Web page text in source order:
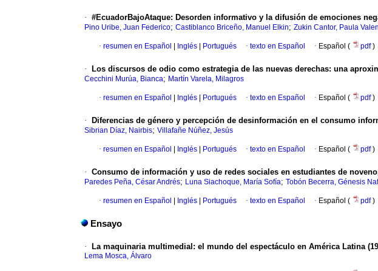
· #EcuadorBajoAtaque: Desorden informativo y la difusión de emociones
Pino Uribe, Juan Federico; Castiblanco Briceño, Manuel Elkin; Zukin Cantor, Paula
· resumen en Español Inglés Portugués · texto en Español · Español ( pdf)
· Los discursos de odio como estrategia de las nuevas derechas: una
Cecchini Murúa, Bianca; Martín Varela, Milagros
· resumen en Español Inglés Portugués · texto en Español · Español ( pdf)
· Diferencias de género y percepción de desinformación en el consumo
Sibrian Díaz, Nairbis; Villafañe Núñez, Jesús
· resumen en Español Inglés Portugués · texto en Español · Español ( pdf)
· Consumo de información y uso de redes sociales en estudiantes de
Paredes Peña, César Andrés; Luna Siachoque, María Sofía; Tobón Becerra, Génesis
· resumen en Español Inglés Portugués · texto en Español · Español ( pdf)
Ensayo
· La maquinaria multimedial: el mundo del espectáculo en América Latina
Lema Mosca, Álvaro